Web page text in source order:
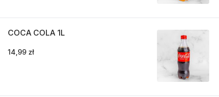
COCA COLA 1L
14,99 zł